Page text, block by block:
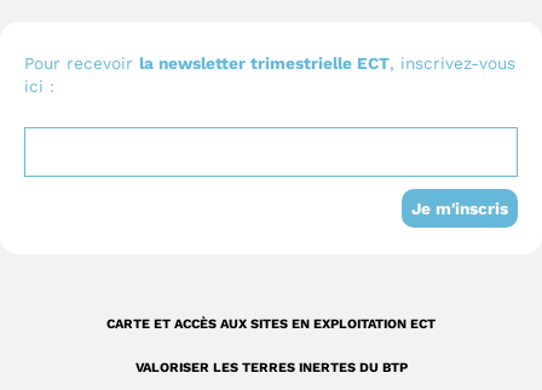
b
o
k
u
e
e
i
n
I
s
t
a
m
Pour recevoir la newsletter trimestrielle ECT, inscrivez-vous
ici :
Je m'inscris
CARTE ET ACCÈS AUX SITES EN EXPLOITATION ECT
VALORISER LES TERRES INERTES DU BTP